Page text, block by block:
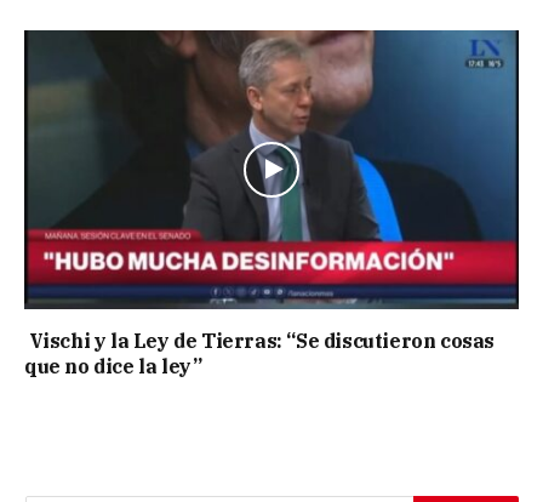
Vischi y la Ley de Tierras: “Se discutieron cosas
que no dice la ley”